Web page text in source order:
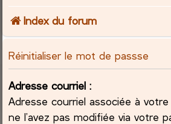
Index du forum
Réinitialiser le mot de passse
Adresse courriel :
Adresse courriel associée à
ne l’avez pas modifiée via votre